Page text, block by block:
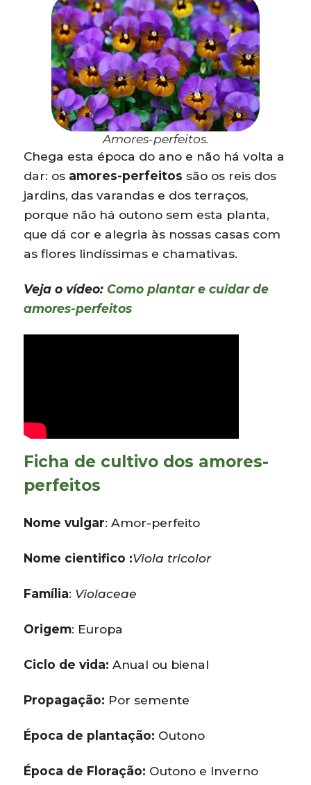
Amores-perfeitos.
Chega esta época do ano e não há volta a
dar: os amores-perfeitos são os reis dos
jardins, das varandas e dos terraços,
porque não há outono sem esta planta,
que dá cor e alegria às nossas casas com
as flores lindíssimas e chamativas.
Veja o vídeo: Como plantar e cuidar de
amores-perfeitos
Ficha de cultivo dos amores-
perfeitos
Nome vulgar: Amor-perfeito
Nome cientifico :Viola tricolor
Família: Violaceae
Origem: Europa
Ciclo de vida:Anual ou bienal
Propagação: Por semente
Época de plantação: Outono
Época de Floração: Outono e Inverno